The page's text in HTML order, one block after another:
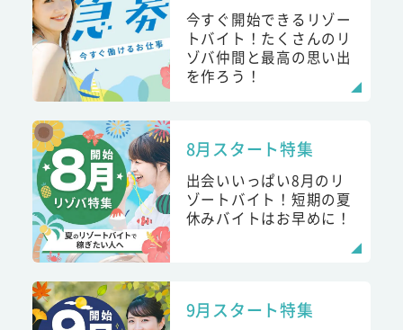
今すぐ開始できるリゾー
トバイト！たくさんのリ
ゾバ仲間と最高の思い出
を作ろう！
8月スタート特集
出会いいっぱい8月のリ
ゾートバイト！短期の夏
休みバイトはお早めに！
9月スタート特集